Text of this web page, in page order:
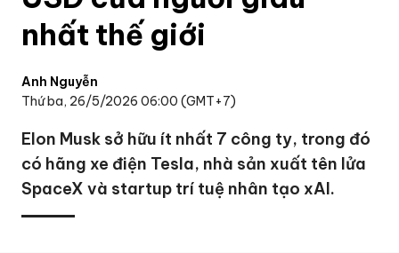
nhất thế giới
Anh Nguyễn
Thứ ba, 26/5/2026 06:00 (GMT+7)
Elon Musk sở hữu ít nhất 7 công ty, trong đó
có hãng xe điện Tesla, nhà sản xuất tên lửa
SpaceX và startup trí tuệ nhân tạo xAI.